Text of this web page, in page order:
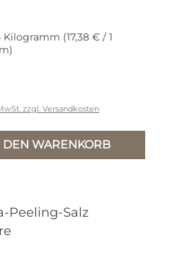
Kilogramm (17,38 € / 1
Preis:
zzgl. Versandkosten
DEN WARENKORB